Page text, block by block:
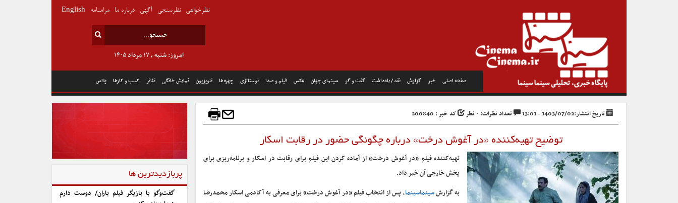
صفحه اصلی خبر گزارش نقد / یادداشت گفت و گو سینمای جهان عکس فیلم و صدا نوستالژی چهره ها تلویزیون نمایش خانگی تئاتر کسب و کارها پلاس
امروز: شنبه , ۱۷ مرداد ۱۴۰۵
نظرخواهی نظرسنجی آگهی درباره ما مرامنامه English
تاریخ انتشار:1403/07/02 - 13:01 تعداد نظرات: ۰ نظر کد خبر : 200840
توضیح تهیه‌کننده «در آغوش درخت» درباره چگونگی حضور در رقابت اسکار
تهیه‌کننده فیلم «در آغوش درخت» از آماده کردن این فیلم برای رقابت در اسکار و برنامه‌ریزی برای
پخش خارجی آن خبر داد.
به گزارشسینماسینما، پس از انتخاب فیلم «در آغوش درخت» برای معرفی به آکادمی اسکار محمدرضا
پربازدیدترین ها
گفت‌وگو با بازیگر فیلم باران/ دوست دارم